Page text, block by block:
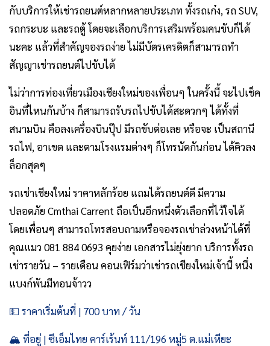
กับบริการให้เช่ารถยนต์หลากหลายประเภท ทั้งรถเก๋ง, รถ SUV,
รถกระบะ และรถตู้ โดยจะเลือกบริการเสริมพร้อมคนขับก็ได้
นะคะ แล้วที่สำคัญจองรถง่าย ไม่มีบัตรเครดิตก็สามารถทำ
สัญญาเช่ารถยนต์ไปขับได้
ไม่ว่าการท่องเที่ยวเมืองเชียงใหม่ของเพื่อนๆ ในครั้งนี้ จะไปเช็ค
อินที่ไหนกันบ้าง ก็สามารถรับรถไปขับได้สะดวกๆ ได้ทั้งที่
สนามบิน คือลงเครื่องบินปุ๊ป มีรถขับต่อเลย หรือจะ เป็นสถานี
รถไฟ, อาเขต และตามโรงแรมต่างๆ ก็โทรนัดกันก่อน ได้คิวลง
ล็อกสุดๆ
รถเช่าเชียงใหม่ ราคาหลักร้อย แถมได้รถยนต์ดี มีความ
ปลอดภัย Cmthai Carrent ถือเป็นอีกหนึ่งตัวเลือกที่ไว้ใจได้
โดยเพื่อนๆ สามารถโทรสอบถามหรือจองรถเช่าล่วงหน้าได้ที่
คุณแมว 081 884 0693 คุยง่าย เอกสารไม่ยุ่งยาก บริการทั้งรถ
เช่ารายวัน – รายเดือน คอนเฟิร์มว่าเช่ารถเชียงใหม่เจ้านี้ หนึ่ง
แบงก์พันมีทอนจ้าวว
💵 ราคาเริ่มต้นที่ | 700 บาท / วัน
🏔️ ที่อยู่ | ซีเอ็มไทย คาร์เร้นท์ 111/196 หมู่5 ต.แม่เหียะ